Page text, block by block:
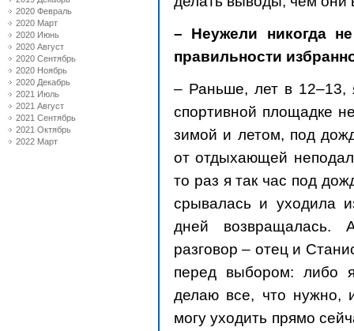
2020 Февраль
2020 Март
2020 Июнь
2020 Август
2020 Сентябрь
2020 Ноябрь
2020 Декабрь
2021 Июль
2021 Август
2021 Сентябрь
2021 Октябрь
2022 Март
– Неужели никогда
правильности
– Раньше, лет в 12–13,
спортивной площадке
зимой и летом, под
от отдыхающей
то раз я так час под
срывалась и уходила
дней возвращалась.
разговор – отец и
перед выбором: либо
делаю все, что нужно,
могу уходить прямо